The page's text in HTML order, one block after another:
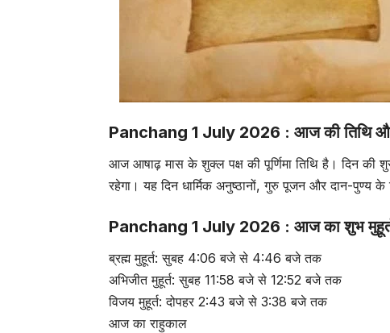
Panchang 1 July 2026 : आज की तिथि
आज आषाढ़ मास के शुक्ल पक्ष की पूर्णिमा तिथि है। दिन की
रहेगा। यह दिन धार्मिक अनुष्ठानों, गुरु पूजन और दान-पुण्य के
Panchang 1 July 2026 : आज का शुभ
ब्रह्म मुहूर्त: सुबह 4:06 बजे से 4:46 बजे तक
अभिजीत मुहूर्त: सुबह 11:58 बजे से 12:52 बजे तक
विजय मुहूर्त: दोपहर 2:43 बजे से 3:38 बजे तक
आज का राहुकाल